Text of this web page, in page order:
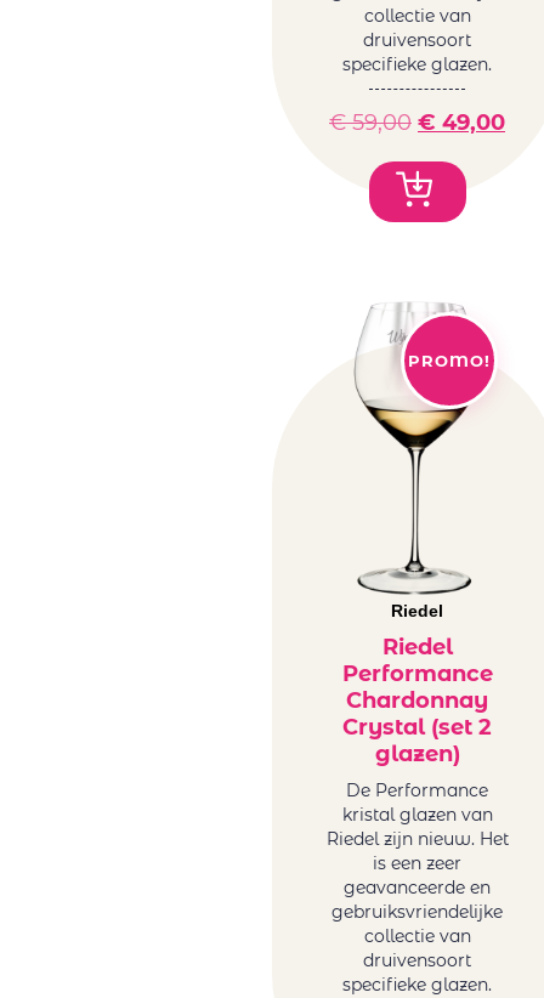
collectie van
druivensoort
specifieke glazen.
€59,00 € 49,00
PROMO!
Riedel
Riedel
Performance
Chardonnay
Crystal (set 2
glazen)
De Performance
kristal glazen van
Riedel zijn nieuw. Het
is een zeer
geavanceerde en
gebruiksvriendelijke
collectie van
druivensoort
specifieke glazen.